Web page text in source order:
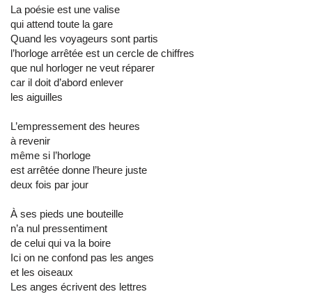
La poésie est une valise
qui attend toute la gare
Quand les voyageurs sont partis
l’horloge arrêtée est un cercle de chiffres
que nul horloger ne veut réparer
car il doit d’abord enlever
les aiguilles
L’empressement des heures
à revenir
même si l’horloge
est arrêtée donne l’heure juste
deux fois par jour
À ses pieds une bouteille
n’a nul pressentiment
de celui qui va la boire
Ici on ne confond pas les anges
et les oiseaux
Les anges écrivent des lettres